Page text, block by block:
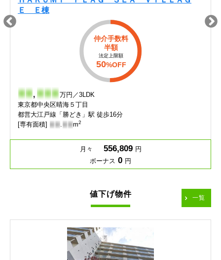
Ｅ Ｅ棟
仲介手数料
半額
法定上限額
50%OFF
- - ,- - - 万円／3LDK
東京都中央区晴海５丁目
都営大江戸線「勝どき」駅 徒歩16分
[専有面積] - - .- - m2
月々 556,809 円
ボーナス 0 円
値下げ物件 一覧